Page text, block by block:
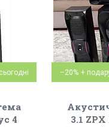
4
–20%
3.1